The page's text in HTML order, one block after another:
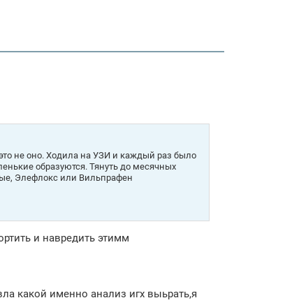
не оно. Ходила на УЗИ и каждый раз было
образуются. Тянуть до месячных
Элефлокс или Вильпрафен
и навредить этимм
какой именно анализ игх выьрать,я